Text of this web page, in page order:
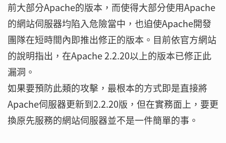
前大部分Apache的版本，而使得大部分使用Apache
的網站伺服器均陷入危險當中，也迫使Apache開發
團隊在短時間內即推出修正的版本。目前依官方網站
的說明指出，在Apache 2.2.20以上的版本已修正此
漏洞。
如果要預防此類的攻擊，最根本的方式即是直接將
Apache伺服器更新到2.2.20版，但在實務面上，要更
換原先服務的網站伺服器並不是一件簡單的事。